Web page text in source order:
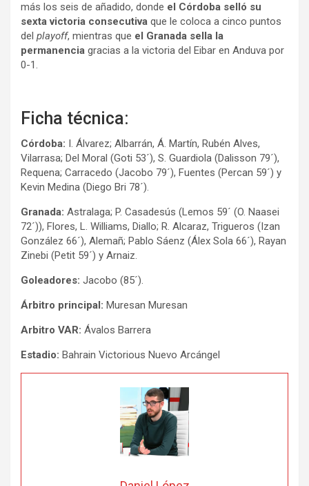
más los seis de añadido, donde el Córdoba selló su
sexta victoria consecutiva que le coloca a cinco puntos
del playoff, mientras que el Granada sella la
permanencia gracias a la victoria del Eibar en Anduva por
0-1.
Ficha técnica:
Córdoba: I. Álvarez; Albarrán, Á. Martín, Rubén Alves,
Vilarrasa; Del Moral (Goti 53´), S. Guardiola (Dalisson 79´),
Requena; Carracedo (Jacobo 79´), Fuentes (Percan 59´) y
Kevin Medina (Diego Bri 78´).
Granada: Astralaga; P. Casadesús (Lemos 59´ (O. Naasei
72´)), Flores, L. Williams, Diallo; R. Alcaraz, Trigueros (Izan
González 66´), Alemañ; Pablo Sáenz (Álex Sola 66´), Rayan
Zinebi (Petit 59´) y Arnaiz.
Goleadores: Jacobo (85´).
Árbitro principal: Muresan Muresan
Arbitro VAR: Ávalos Barrera
Estadio: Bahrain Victorious Nuevo Arcángel